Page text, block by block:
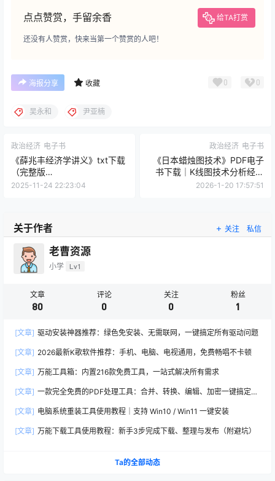
点点赞赏，手留余香 给TA打赏
还没有人赞赏，快来当第一个赞赏的人吧！
海报分享 收藏 0 0
吴永和 尹亚楠
政治经济 电子书
《薛兆丰经济学讲义》txt下载
（完整版
epub/mobi/kindle/pdf）
2025-11-24 22:23:04
政治经济 电子书
《日本蜡烛图技术》PDF电子
书下载｜K线图技术分析经典
｜史蒂夫·尼森
2026-1-20 17:57:51
关于作者 关注 私信
老曹资源
小学 Lv1
文章
80
评论
0
关注
0
粉丝
1
[文章] 驱动安装神器推荐：绿色免安装、无需联网，一键搞定所有驱动问题
[文章] 2026最新K歌软件推荐：手机、电脑、电视通用，免费畅唱不卡顿
[文章] 万能工具箱：内置216款免费工具，一站式解决所有需求
[文章] 一款完全免费的PDF处理工具：合并、转换、编辑、加密一键搞定
[文章] 电脑系统重装工具使用教程｜支持 Win10 / Win11 一键安装
[文章] 万能下载工具使用教程：新手3步完成下载、整理与发布（附避坑）
Ta的全部动态